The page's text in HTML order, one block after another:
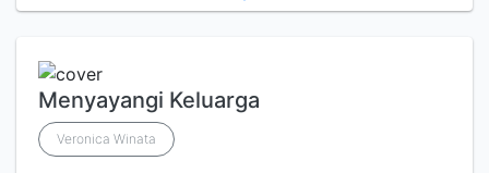
Menyayangi Keluarga
Veronica Winata